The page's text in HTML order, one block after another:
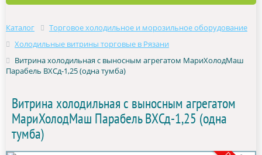
Каталог
Торговое холодильное и морозильное оборудование
Холодильные витрины торговые в Рязани
Витрина холодильная с выносным агрегатом МариХолодМаш
Парабель ВХСд-1,25 (одна тумба)
Витрина холодильная с выносным агрегатом
МариХолодМаш Парабель ВХСд-1,25 (одна
тумба)